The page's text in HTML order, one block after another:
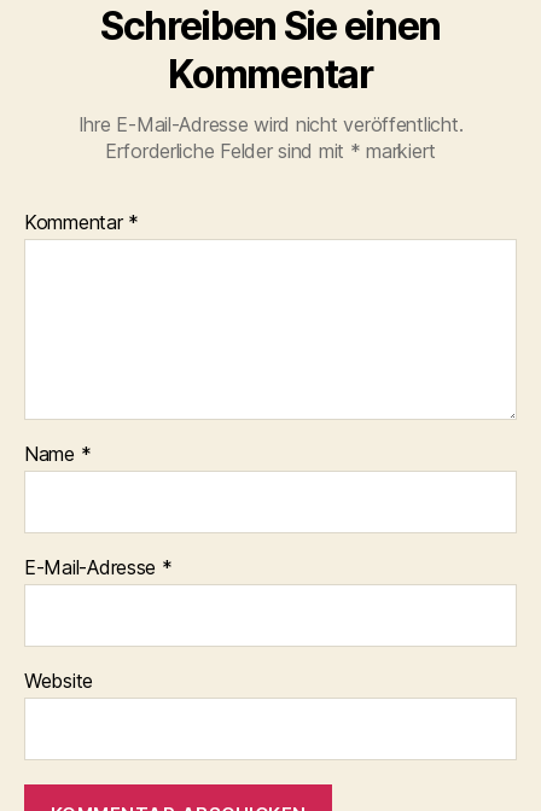
Schreiben Sie einen
Kommentar
Ihre E-Mail-Adresse wird nicht veröffentlicht.
Erforderliche Felder sind mit * markiert
Kommentar *
Name *
E-Mail-Adresse *
Website